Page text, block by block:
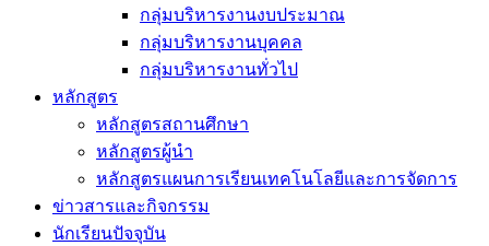
กลุ่มบริหารงานงบประมาณ
กลุ่มบริหารงานบุคคล
กลุ่มบริหารงานทั่วไป
หลักสูตร
หลักสูตรสถานศึกษา
หลักสูตรผู้นำ
หลักสูตรแผนการเรียนเทคโนโลยีและการจัดการ
ข่าวสารและกิจกรรม
นักเรียนปัจจุบัน